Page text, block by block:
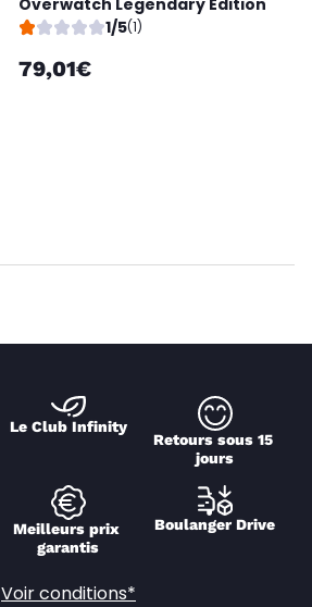
1/5(1)
79,01€
Le Club Infinity
Retours sous 15
jours
Meilleurs prix
garantis
Boulanger Drive
Voir conditions*